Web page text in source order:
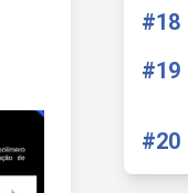
#18
#19
#20